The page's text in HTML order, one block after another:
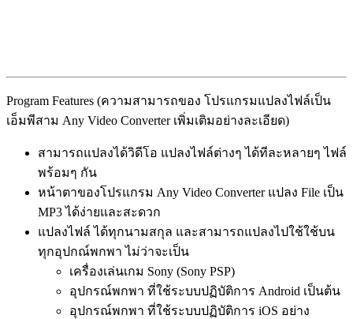
Program Features (ความสามารถของ โปรแกรมแปลงไฟล์เป็น
เอ็มพีสาม Any Video Converter เพิ่มเติมอย่างละเอียด)
สามารถแปลงได้วิดีโอ แปลงไฟล์ต่างๆ ได้ทีละหลายๆ ไฟล์
พร้อมๆ กัน
หน้าตาของโปรแกรม Any Video Converter แปลง File เป็น
MP3 ได้ง่ายและสะดวก
แปลงไฟล์ ได้ทุกนามสกุล และสามารถแปลงไปใช้ใช้บน
ทุกอุปกณ์พกพา ไม่ว่าจะเป็น
เครื่องเล่นเกม Sony (Sony PSP)
อุปกรณ์พกพา ที่ใช้ระบบปฏิบัติการ Android เป็นต้น
อุปกรณ์พกพา ที่ใช้ระบบปฏิบัติการ iOS อย่าง